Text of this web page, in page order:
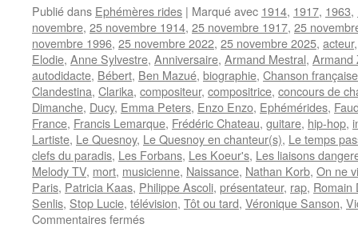
Publié dans Ephémères rides | Marqué avec 1914, 1917, 1963,
novembre, 25 novembre 1914, 25 novembre 1917, 25
novembre 1996, 25 novembre 2022, 25 novembre 2025, acteur
Elodie, Anne Sylvestre, Anniversaire, Armand Mestral, Armand
autodidacte, Bébert, Ben Mazué, biographie, Chanson française
Clandestina, Clarika, compositeur, compositrice, concours de
Dimanche, Ducy, Emma Peters, Enzo Enzo, Ephémérides,
France, Francis Lemarque, Frédéric Chateau, guitare, hip-hop,
Lartiste, Le Quesnoy, Le Quesnoy en chanteur(s), Le temps
clefs du paradis, Les Forbans, Les Koeur's, Les liaisons
Melody TV, mort, musicienne, Naissance, Nathan Korb, On ne
Paris, Patricia Kaas, Philippe Ascoli, présentateur, rap, Romain
Senlis, Stop Lucie, télévision, Tôt ou tard, Véronique Sanson,
Commentaires ferméssur